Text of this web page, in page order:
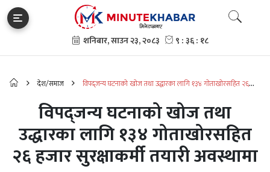
देश/समाज
विपद्जन्य घटनाको खोज तथा उद्धारका लागि १३४ गोताखोरसहित २६
हजार सुरक्षाकर्मी तयारी अवस्थामा
विपद्जन्य घटनाको खोज तथा
उद्धारका लागि १३४ गोताखोरसहित
२६ हजार सुरक्षाकर्मी तयारी अवस्थामा